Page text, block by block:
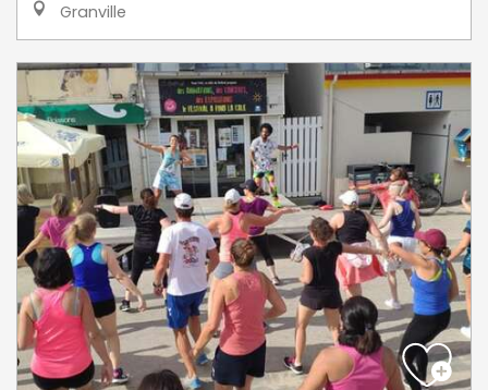
Granville